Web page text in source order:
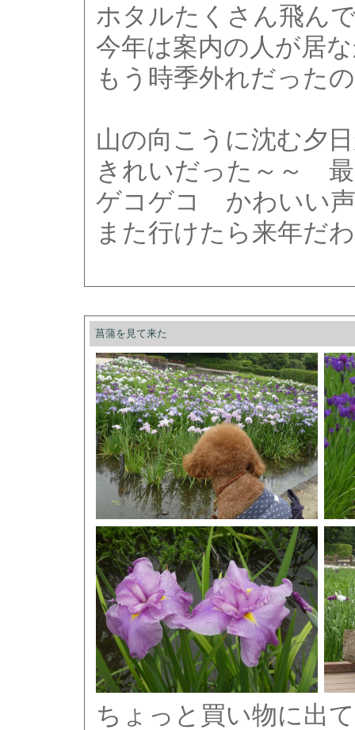
ホタルたくさん飛ん
今年は案内の人が居
もう時季外れだった
山の向こうに沈む夕
きれいだった～～
ゲコゲコ かわいい
また行けたら来年だ
菖蒲を見て来た
ちょっと買い物に出